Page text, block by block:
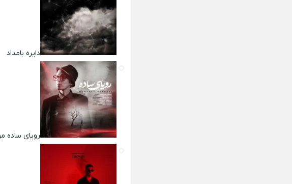
دایره بامداد
رویای ساده